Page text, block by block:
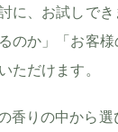
に、お試しでき
のか」「お客
ただけます。
香りの中から選